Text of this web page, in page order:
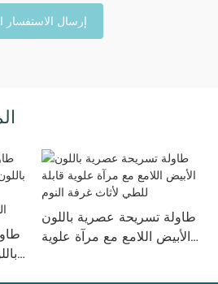
إرسال الاستفسار
طاولة تسريحة عصرية باللون
الأبيض اللامع مع مرآة علوية